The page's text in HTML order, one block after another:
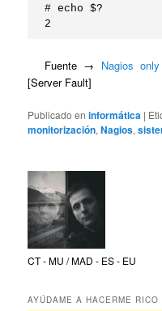
# echo $?
2
Fuente → Nagios
[Server Fault]
Publicado en informática |
monitorización,Nagios,
CT - MU / MAD - ES - EU
AYÚDAME A HACERME RICO